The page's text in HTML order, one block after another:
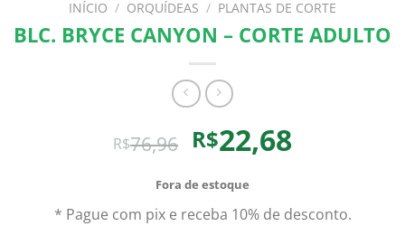
INÍCIO / ORQUÍDEAS / PLANTAS DE CORTE
BLC. BRYCE CANYON – CORTE ADULTO
R$76,96 O
preço
original
era:
R$76,96.
R$22,68O
preço
é:
R$22,68.
Fora de estoque
* Pague com pix e receba 10% de desconto.